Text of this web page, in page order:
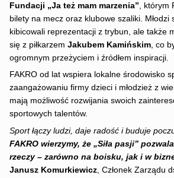
Fundacji „Ja też mam marzenia” , którym
bilety na mecz oraz klubowe szaliki. Młodzi
kibicowali reprezentacji z trybun, ale także
się z piłkarzem Jakubem Kamińskim, co
ogromnym przeżyciem i źródłem inspiracji.
FAKRO od lat wspiera lokalne środowisko
zaangażowaniu firmy dzieci i młodzież z
mają możliwość rozwijania swoich
sportowych talentów.
Sport łączy ludzi, daje radość i buduje
FAKRO wierzymy, że „Siła pasji”
rzeczy – zarówno na boisku, jak i w
Janusz Komurkiewicz, Członek Zarządu